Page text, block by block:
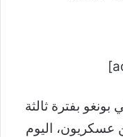
بفترة ثالثة
عسكريون، اليوم